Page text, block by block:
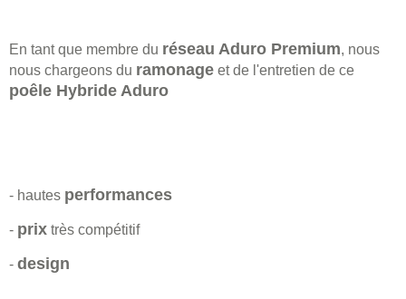
En tant que membre du réseau Aduro Premium, nous
nous chargeons du ramonage et de l'entretien de ce
poêle Hybride Aduro
- hautes performances
- prix très compétitif
- design